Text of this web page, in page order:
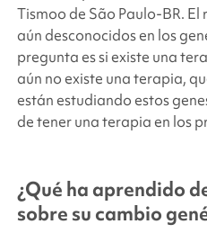
Tismoo de São Paulo-BR.
aún desconocidos en los
pregunta es si existe una
aún no existe una terapia,
están estudiando estos
de tener una terapia en los
¿Qué ha aprendido
sobre su cambio